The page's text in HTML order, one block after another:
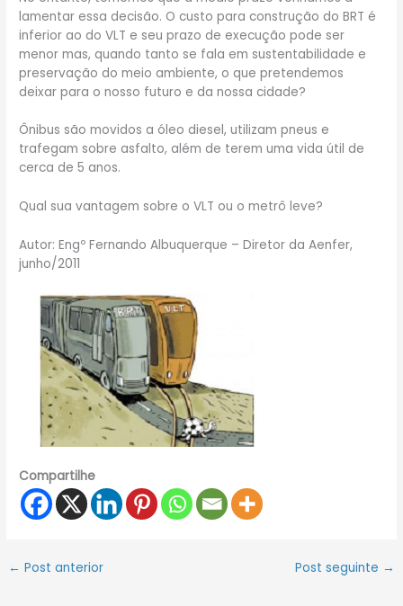
lamentar essa decisão. O custo para construção do BRT é
inferior ao do VLT e seu prazo de execução pode ser
menor mas, quando tanto se fala em sustentabilidade e
preservação do meio ambiente, o que pretendemos
deixar para o nosso futuro e da nossa cidade?
Ônibus são movidos a óleo diesel, utilizam pneus e
trafegam sobre asfalto, além de terem uma vida útil de
cerca de 5 anos.
Qual sua vantagem sobre o VLT ou o metrô leve?
Autor: Engº Fernando Albuquerque – Diretor da Aenfer,
junho/2011
Compartilhe
← Post anterior Post seguinte →